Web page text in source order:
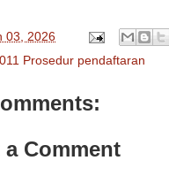
03, 2026
Prosedur pendaftaran
a Comment